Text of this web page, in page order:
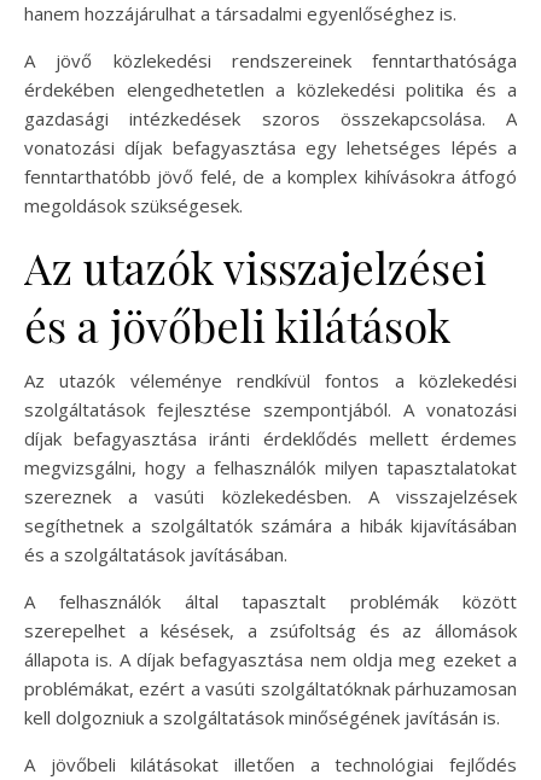
hanem hozzájárulhat a társadalmi egyenlőséghez is.
A jövő közlekedési rendszereinek fenntarthatósága
érdekében elengedhetetlen a közlekedési politika és a
gazdasági intézkedések szoros összekapcsolása. A
vonatozási díjak befagyasztása egy lehetséges lépés a
fenntarthatóbb jövő felé, de a komplex kihívásokra átfogó
megoldások szükségesek.
Az utazók visszajelzései
és a jövőbeli kilátások
Az utazók véleménye rendkívül fontos a közlekedési
szolgáltatások fejlesztése szempontjából. A vonatozási
díjak befagyasztása iránti érdeklődés mellett érdemes
megvizsgálni, hogy a felhasználók milyen tapasztalatokat
szereznek a vasúti közlekedésben. A visszajelzések
segíthetnek a szolgáltatók számára a hibák kijavításában
és a szolgáltatások javításában.
A felhasználók által tapasztalt problémák között
szerepelhet a késések, a zsúfoltság és az állomások
állapota is. A díjak befagyasztása nem oldja meg ezeket a
problémákat, ezért a vasúti szolgáltatóknak párhuzamosan
kell dolgozniuk a szolgáltatások minőségének javításán is.
A jövőbeli kilátásokat illetően a technológiai fejlődés